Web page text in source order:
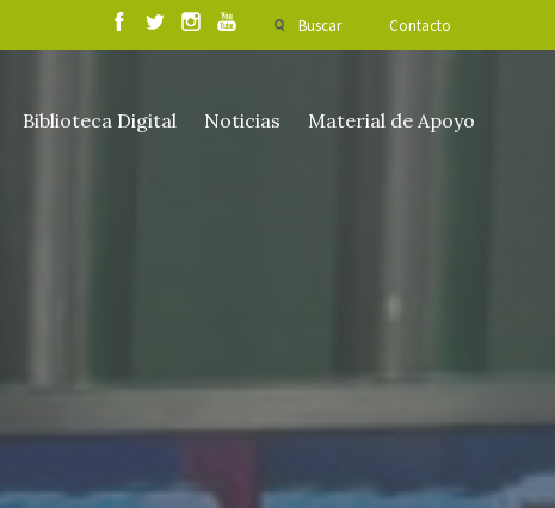
Buscar Contacto
Biblioteca Digital Noticias Material de Apoyo